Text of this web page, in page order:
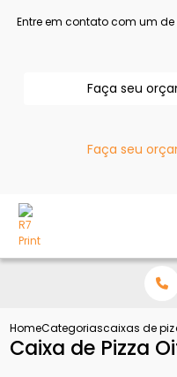
Entre em contato com um
Faça seu
Faça seu
HomeCategoriascaixas de
Caixa de Pizza